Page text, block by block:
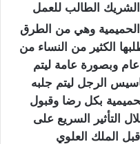
الطالب للعمل
وهي من الطرق
الكثير من النساء من
عام وبصورة عامة ليتم
الرجل ليتم جلبه
بكل رضا وقبول
التأثير السريع على
الملك العلوي